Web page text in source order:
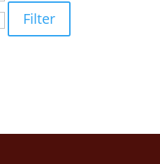
Filter